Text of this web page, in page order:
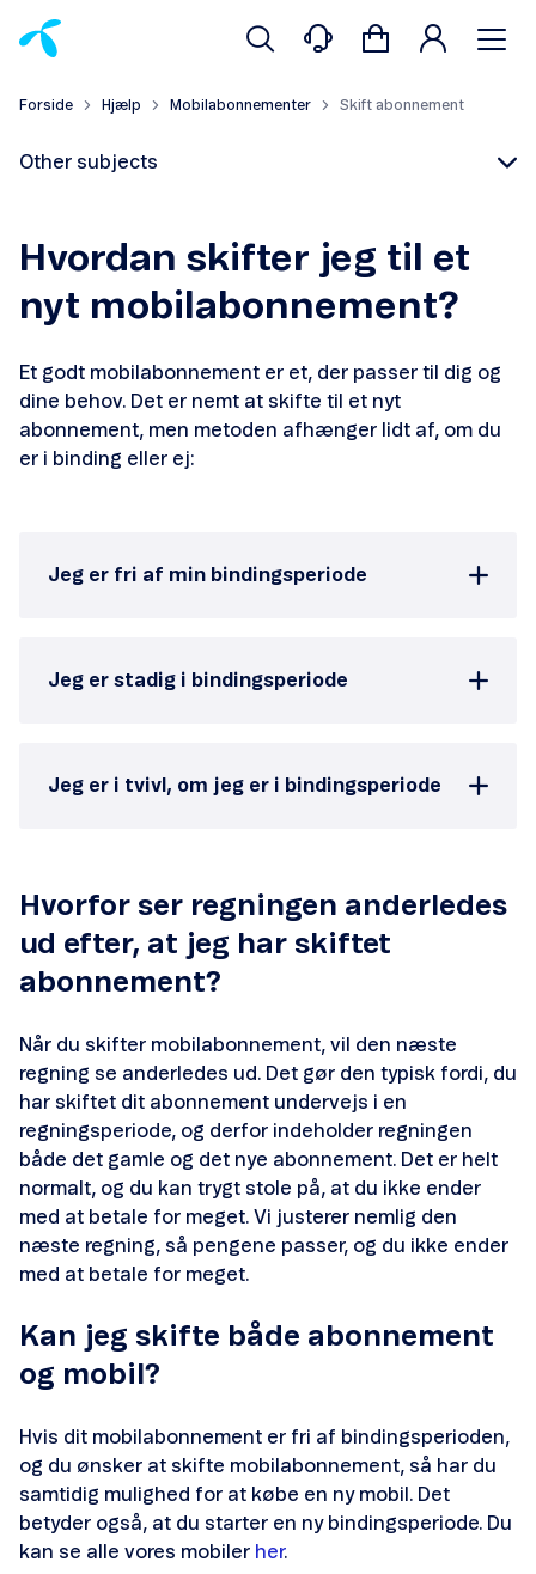
Forside Hjælp Mobilabonnementer Skift abonnement
Other subjects
Skift abonnement
Skift abonnement og mobil
Flyt nummer til Telenor
Samlerabat
Aktivér nyt simkort
Find simkort-nummer
Opsæt telefonsvarer
Opsæt Visual Voicemail
SIM Transfer
eSIM
Forbrugskontrol
Telenor Tryghedspakke
Hvordan skifter jeg til et
nyt mobilabonnement?
Et godt mobilabonnement er et, der passer til dig og
dine behov. Det er nemt at skifte til et nyt
abonnement, men metoden afhænger lidt af, om du
er i binding eller ej:
Jeg er fri af min bindingsperiode
Jeg er stadig i bindingsperiode
Jeg er i tvivl, om jeg er i bindingsperiode
Hvorfor ser regningen anderledes
ud efter, at jeg har skiftet
abonnement?
Når du skifter mobilabonnement, vil den næste
regning se anderledes ud. Det gør den typisk fordi, du
har skiftet dit abonnement undervejs i en
regningsperiode, og derfor indeholder regningen
både det gamle og det nye abonnement. Det er helt
normalt, og du kan trygt stole på, at du ikke ender
med at betale for meget. Vi justerer nemlig den
næste regning, så pengene passer, og du ikke ender
med at betale for meget.
Kan jeg skifte både abonnement
og mobil?
Hvis dit mobilabonnement er fri af bindingsperioden,
og du ønsker at skifte mobilabonnement, så har du
samtidig mulighed for at købe en ny mobil. Det
betyder også, at du starter en ny bindingsperiode. Du
kan se alle vores mobiler her.